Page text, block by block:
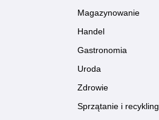
Magazynowanie
Handel
Gastronomia
Uroda
Zdrowie
Sprzątanie i recykling